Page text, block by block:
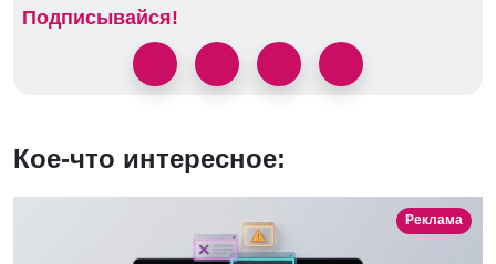
Подписывайся!
Кое-что интересное:
Реклама